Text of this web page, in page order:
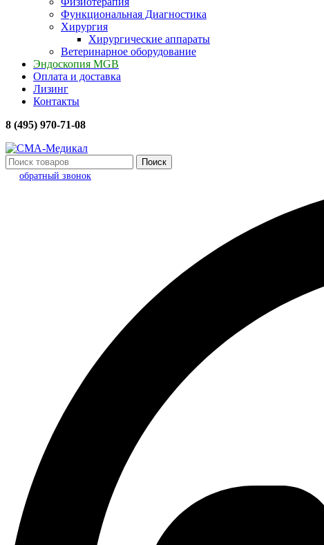
Функциональная Диагностика
Хирургия
Хирургические аппараты
Ветеринарное оборудование
Эндоскопия MGB
Оплата и доставка
Лизинг
Контакты
8 (495) 970-71-08
Поиск
обратный звонок